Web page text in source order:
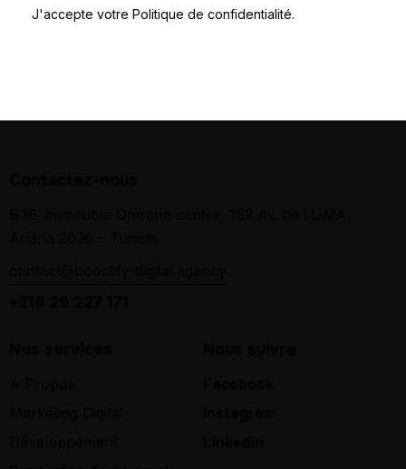
J'accepte votrePolitique de confidentialité.